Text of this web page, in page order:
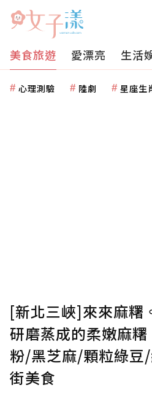
美食旅遊 愛漂亮 生活
心理測驗 陸劇 星座生
[新北三峽]來來麻糬
研磨蒸成的柔嫩麻
粉/黑芝麻/顆粒綠豆
街美食